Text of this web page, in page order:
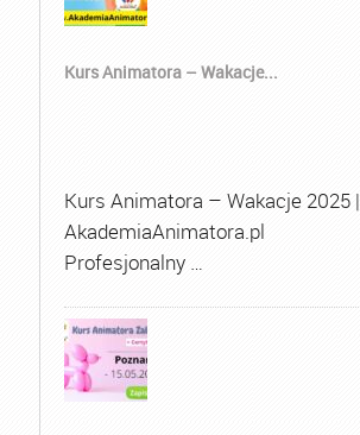
Kurs Animatora – Wakacje...
Kurs Animatora – Wakacje 2025 |
AkademiaAnimatora.pl
Profesjonalny …